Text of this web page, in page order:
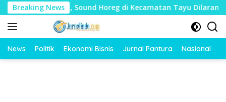
Langsung
ke
konten
Breaking News
Sound Horeg di Kecamatan Tayu Dilarang Dua
News Politik Ekonomi Bisnis Jurnal Pantura Nasional